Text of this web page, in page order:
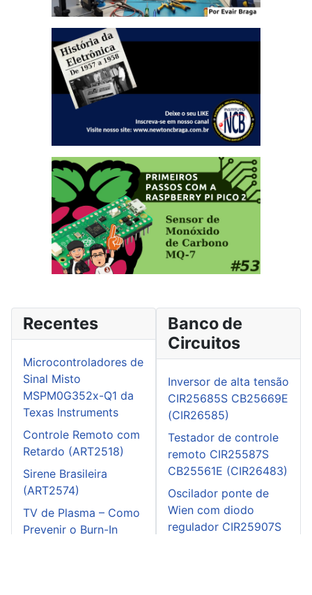
Recentes
Microcontroladores de
Sinal Misto
MSPM0G352x-Q1 da
Texas Instruments
Controle Remoto com
Retardo (ART2518)
Sirene Brasileira
(ART2574)
TV de Plasma – Como
Prevenir o Burn-In
Banco de
Circuitos
Inversor de alta tensão
CIR25685S CB25669E
(CIR26585)
Testador de controle
remoto CIR25587S
CB25561E (CIR26483)
Oscilador ponte de
Wien com diodo
regulador CIR25907S